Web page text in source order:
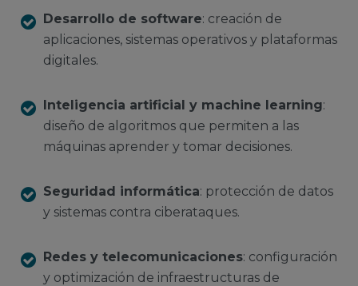
Desarrollo de software: creación de
aplicaciones, sistemas operativos y plataformas
digitales.
Inteligencia artificial y machine learning:
diseño de algoritmos que permiten a las
máquinas aprender y tomar decisiones.
Seguridad informática: protección de datos
y sistemas contra ciberataques.
Redes y telecomunicaciones: configuración
y optimización de infraestructuras de